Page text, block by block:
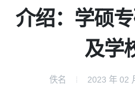
介绍：学硕
及学
佚名 2023 年 02